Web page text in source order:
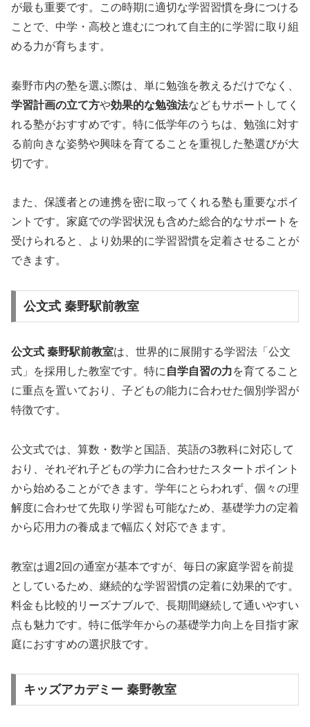
が最も重要です。この時期に適切な学習習慣を身につける
ことで、中学・高校と進むにつれて自主的に学習に取り組
める力が育ちます。
秦野市内の塾を選ぶ際は、単に勉強を教えるだけでなく、
学習計画の立て方や効果的な勉強法などもサポートしてく
れる塾がおすすめです。特に低学年のうちは、勉強に対す
る前向きな姿勢や興味を育てることを重視した塾選びが大
切です。
また、保護者との連携を密に取ってくれる塾も重要なポイ
ントです。家庭での学習状況も含めた総合的なサポートを
受けられると、より効果的に学習習慣を定着させることが
できます。
公文式 秦野駅前教室
公文式 秦野駅前教室は、世界的に展開する学習法「公文
式」を採用した教室です。特に 自学自習の力を育てること
に重点を置いており、子どもの能力に合わせた個別学習が
特徴です。
公文式では、算数・数学と国語、英語の3教科に対応して
おり、それぞれ子どもの学力に合わせたスタートポイント
から始めることができます。学年にとらわれず、個々の理
解度に合わせて先取り学習も可能なため、基礎学力の定着
から応用力の養成まで幅広く対応できます。
教室は週2回の通室が基本ですが、毎日の家庭学習を前提
としているため、継続的な学習習慣の定着に効果的です。
料金も比較的リーズナブルで、長期間継続して通いやすい
点も魅力です。特に低学年からの基礎学力向上を目指す家
庭におすすめの選択肢です。
キッズアカデミー 秦野教室